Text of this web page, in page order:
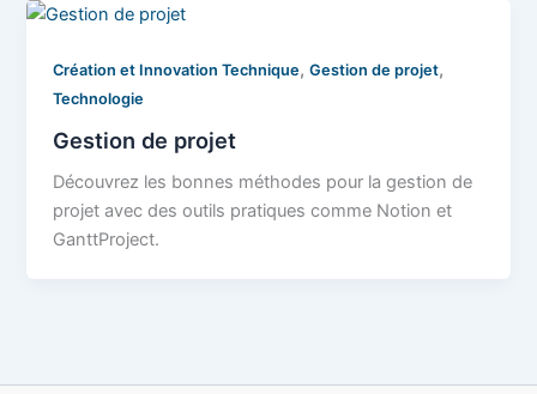
Création et Innovation Technique,Gestion de projet,
Technologie
Gestion de projet
Découvrez les bonnes méthodes pour la gestion de
projet avec des outils pratiques comme Notion et
GanttProject.